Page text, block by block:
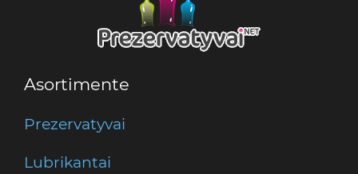
Asortimente
Prezervatyvai
Lubrikantai